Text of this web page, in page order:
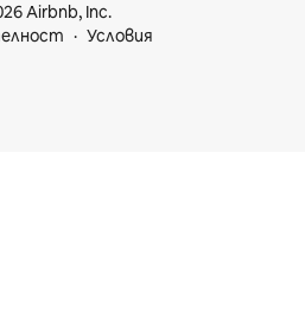
Airbnb, Inc.
Условия